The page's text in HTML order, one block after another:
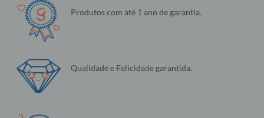
Produtos com até 1 ano de garantia.
Qualidade e Felicidade garantida.